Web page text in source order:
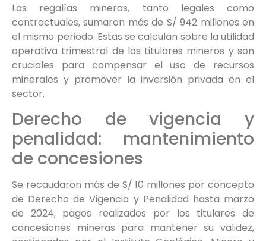
Las regalías mineras, tanto legales como
contractuales, sumaron más de S/ 942 millones en
el mismo periodo. Estas se calculan sobre la utilidad
operativa trimestral de los titulares mineros y son
cruciales para compensar el uso de recursos
minerales y promover la inversión privada en el
sector.
Derecho de vigencia y
penalidad: mantenimiento
de concesiones
Se recaudaron más de S/ 10 millones por concepto
de Derecho de Vigencia y Penalidad hasta marzo
de 2024, pagos realizados por los titulares de
concesiones mineras para mantener su validez,